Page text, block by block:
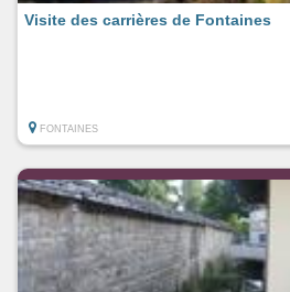
Visite des carrières de Fontaines
FONTAINES